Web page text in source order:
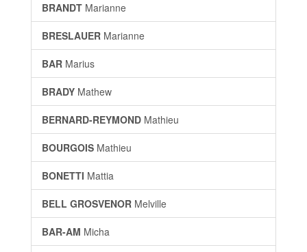
BRANDT Marianne
BRESLAUER Marianne
BAR Marius
BRADY Mathew
BERNARD-REYMOND Mathieu
BOURGOIS Mathieu
BONETTI Mattia
BELL GROSVENOR Melville
BAR-AM Micha